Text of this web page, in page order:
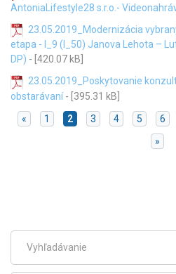
AntoniaLifestyle28 s.r.o.-
23.05.2019_Modernizácia
etapa - I_9 (I_50) Janova Lehota –
DP) - [420.07 kB]
23.05.2019_Poskytovanie
obstarávaní- [395.31 kB]
«
1 2 3 4 5 6
»
menuFulltextové